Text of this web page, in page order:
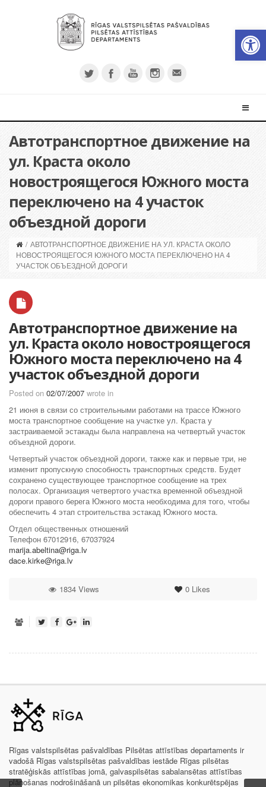
Автотранспортное движение на
ул. Краста около
новостроящегося Южного моста
переключено на 4 участок
объездной дороги
/ АВТОТРАНСПОРТНОЕ ДВИЖЕНИЕ НА УЛ. КРАСТА ОКОЛО
НОВОСТРОЯЩЕГОСЯ ЮЖНОГО МОСТА ПЕРЕКЛЮЧЕНО НА 4
УЧАСТОК ОБЪЕЗДНОЙ ДОРОГИ
Автотранспортное движение на
ул. Краста около новостроящегося
Южного моста переключено на 4
участок объездной дороги
Posted on 02/07/2007 wrote in
21 июня в связи со строительными работами на трассе Южного
моста транспортное сообщение на участке ул. Краста у
застраиваемой эстакады была направлена на четвертый участок
объездной дороги.
Четвертый участок объездной дороги, также как и первые три, не
изменит пропускную способность транспортных средств. Будет
сохранено существующее транспортное сообщение на трех
полосах. Организация четвертого участка временной объездной
дороги правого берега Южного моста необходима для того, чтобы
обеспечить 4 этап строительства эстакад Южного моста.
Отдел общественных отношений
Телефон 67012916, 67037924
marija.abeltina@riga.lv
dace.kirke@riga.lv
0Likes
1834 Views
Rīgas valstspilsētas pašvaldības Pilsētas attīstības departaments ir
vadošā Rīgas valstspilsētas pašvaldības iestāde Rīgas pilsētas
stratēģiskās attīstības jomā, galvaspilsētas sabalansētas attīstības
plānošanas nodrošināšanā un pilsētas ekonomikas konkurētspējas